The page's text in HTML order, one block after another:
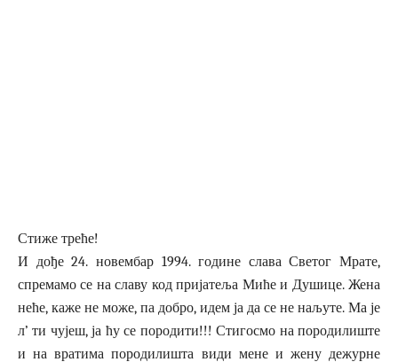
Стиже треће!
И дође 24. новембар 1994. године слава Светог Мрате,
спремамо се на славу код пријатеља Миће и Душице. Жена
неће, каже не може, па добро, идем ја да се не наљуте. Ма је
л’ ти чујеш, ја ћу се породити!!! Стигосмо на породилиште
и на вратима породилишта види мене и жену дежурне